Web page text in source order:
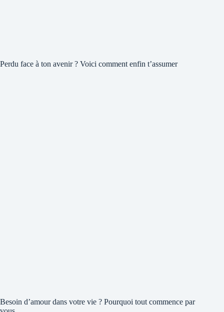
Perdu face à ton avenir ? Voici comment enfin t’assumer
Besoin d’amour dans votre vie ? Pourquoi tout commence par